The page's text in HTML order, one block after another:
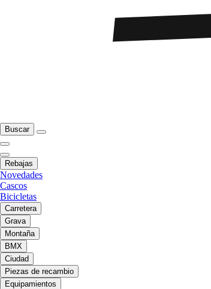
Buscar
Rebajas
Novedades
Cascos
Bicicletas
Carretera
Grava
Montaña
BMX
Ciudad
Piezas de recambio
Equipamientos